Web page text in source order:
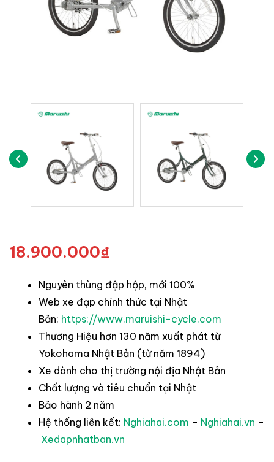
18.900.000₫
Nguyên thùng đập hộp, mới 100%
Web xe đạp chính thức tại Nhật
Bản: https://www.maruishi-cycle.com
Thương Hiệu hơn 130 năm xuất phát từ
Yokohama Nhật Bản (từ năm 1894)
Xe dành cho thị trường nội địa Nhật Bản
Chất lượng và tiêu chuẩn tại Nhật
Bảo hành 2 năm
Hệ thống liên kết: Nghiahai.com – Nghiahai.vn –
Xedapnhatban.vn